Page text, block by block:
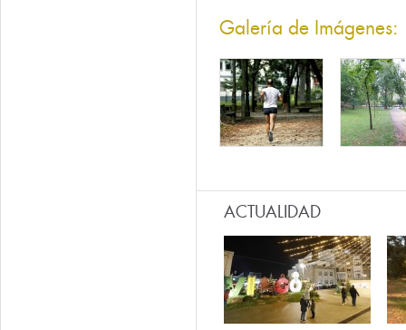
Galería de Imágenes:
ACTUALIDAD